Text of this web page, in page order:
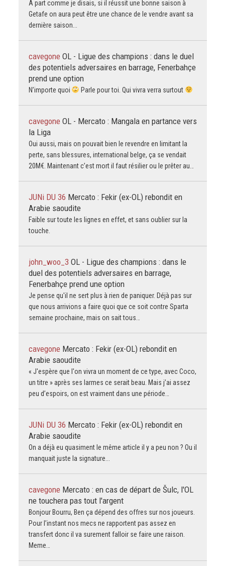
À part comme je disais, si il réussit une bonne saison à
Getafe on aura peut être une chance de le vendre avant sa
dernière saison...
cavegone OL - Ligue des champions : dans le duel
des potentiels adversaires en barrage, Fenerbahçe
prend une option
N’importe quoi Parle pour toi. Qui vivra verra surtout
cavegone OL - Mercato : Mangala en partance vers
la Liga
Oui aussi, mais on pouvait bien le revendre en limitant la
perte, sans blessures, international belge, ça se vendait
20M€. Maintenant c’est mort il faut résilier ou le prêter au…
JUNi DU 36 Mercato : Fekir (ex-OL) rebondit en
Arabie saoudite
Faible sur toute les lignes en effet, et sans oublier sur la
touche.
john_woo_3 OL - Ligue des champions : dans le
duel des potentiels adversaires en barrage,
Fenerbahçe prend une option
Je pense qu'il ne sert plus à rien de paniquer. Déjà pas sur
que nous arrivions a faire quoi que ce soit contre Sparta
semaine prochaine, mais on sait tous…
cavegone Mercato : Fekir (ex-OL) rebondit en
Arabie saoudite
« J'espère que l'on vivra un moment de ce type, avec Coco,
un titre » après ses larmes ce serait beau. Mais j’ai assez
peu d’espoirs, on est vraiment dans une période…
JUNi DU 36 Mercato : Fekir (ex-OL) rebondit en
Arabie saoudite
On a déjà eu quasiment le même article il y a peu non ? Ou il
manquait juste la signature...
cavegone Mercato : en cas de départ de Šulc, l'OL
ne touchera pas tout l'argent
Bonjour Bourru, Ben ça dépend des offres sur nos joueurs.
Pour l’instant nos mecs ne rapportent pas assez en
transfert donc il va surement falloir se faire une raison.
Meme…